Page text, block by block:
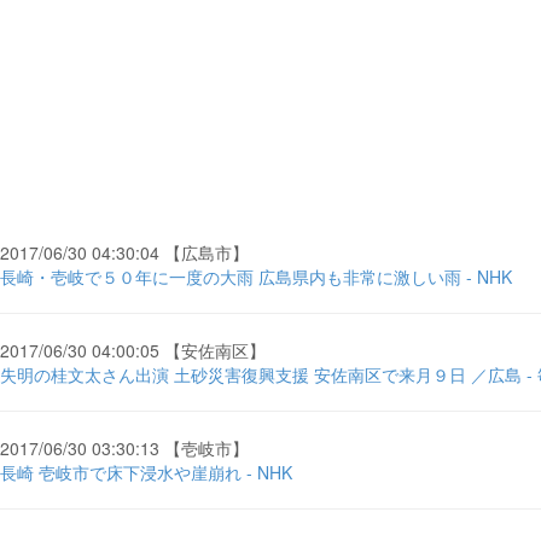
2017/06/30 04:30:04 【広島市】
長崎・壱岐で５０年に一度の大雨 広島県内も非常に激しい雨 - NHK
2017/06/30 04:00:05 【安佐南区】
失明の桂文太さん出演 土砂災害復興支援 安佐南区で来月９日 ／広島 -
2017/06/30 03:30:13 【壱岐市】
長崎 壱岐市で床下浸水や崖崩れ - NHK